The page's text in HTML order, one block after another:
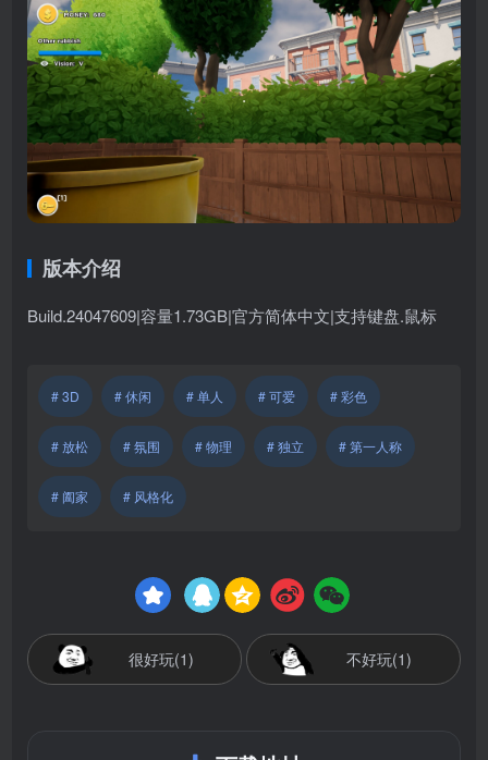
版本介绍
Build.24047609|容量1.73GB|官方简体中文|支持键盘.鼠标
# 3D # 休闲 # 单人 # 可爱 # 彩色
# 放松 # 氛围 # 物理 # 独立 # 第一人称
# 阖家 # 风格化
很好玩(1) 不好玩(1)